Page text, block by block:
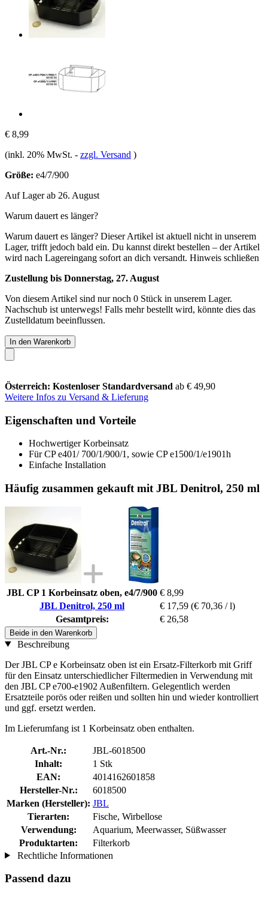
€ 8,99
(inkl. 20% MwSt. - zzgl. Versand )
Größe: e4/7/900
Auf Lager ab 26. August
Warum dauert es länger?
Warum dauert es länger? Dieser Artikel ist aktuell nicht in unserem
Lager, trifft jedoch bald ein. Du kannst direkt bestellen – der Artikel
wird nach Lagereingang sofort an dich versandt. Hinweis schließen
Zustellung bis Donnerstag, 27. August
Von diesem Artikel sind nur noch 0 Stück in unserem Lager.
Nachschub ist unterwegs! Falls mehr bestellt wird, könnte dies das
Zustelldatum beeinflussen.
In den Warenkorb
Österreich: Kostenloser Standardversand ab € 49,90
Weitere Infos zu Versand & Lieferung
Eigenschaften und Vorteile
Hochwertiger Korbeinsatz
Für CP e401/ 700/1/900/1, sowie CP e1500/1/e1901h
Einfache Installation
Häufig zusammen gekauft mit JBL Denitrol, 250 ml
JBL CP 1 Korbeinsatz oben, e4/7/900 € 8,99
JBL Denitrol, 250 ml
€ 17,59 (€ 70,36 / l)
Gesamtpreis:
€ 26,58
Beide in den Warenkorb
Beschreibung
Der JBL CP e Korbeinsatz oben ist ein Ersatz-Filterkorb mit Griff
für den Einsatz unterschiedlicher Filtermedien in Verwendung mit
den JBL CP e700-e1902 Außenfiltern. Gelegentlich werden
Ersatzteile porös oder reißen und sollten hin und wieder kontrolliert
und ggf. ersetzt werden.
Im Lieferumfang ist 1 Korbeinsatz oben enthalten.
Art.-Nr.:
JBL-6018500
Inhalt:
1 Stk
EAN:
4014162601858
Hersteller-Nr.:
6018500
Marken (Hersteller): JBL
Tierarten:
Fische, Wirbellose
Verwendung:
Aquarium, Meerwasser, Süßwasser
Produktarten:
Filterkorb
Rechtliche Informationen
Passend dazu